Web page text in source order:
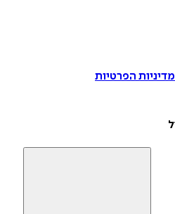
הפרטיות